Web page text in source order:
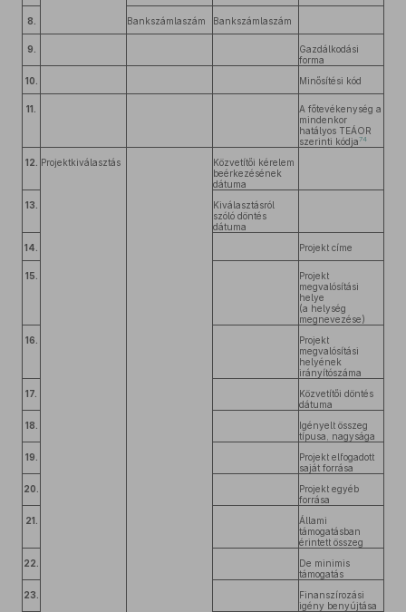
8. Bankszámlaszám Bankszámlaszám
9.
Gazdálkodási
forma
10.
Minősítési kód
11.
A főtevékenység a
mindenkor
hatályos TEÁOR
szerinti kódja74
12. Projektkiválasztás
Közvetítői kérelem
beérkezésének
dátuma
13.
Kiválasztásról
szóló döntés
dátuma
14.
Projekt címe
15.
Projekt
megvalósítási
helye
(a helység
megnevezése)
16.
Projekt
megvalósítási
helyének
irányítószáma
17.
Közvetítői döntés
dátuma
18.
Igényelt összeg
típusa, nagysága
19.
Projekt elfogadott
saját forrása
20.
Projekt egyéb
forrása
21.
Állami
támogatásban
érintett összeg
22.
De minimis
támogatás
23.
Finanszírozási
igény benyújtása